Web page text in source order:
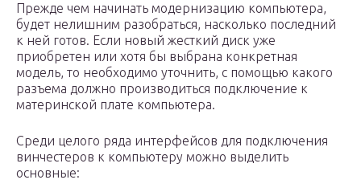
Прежде чем начинать модернизацию компьютера,
будет нелишним разобраться, насколько последний
к ней готов. Если новый жесткий диск уже
приобретен или хотя бы выбрана конкретная
модель, то необходимо уточнить, с помощью какого
разъема должно производиться подключение к
материнской плате компьютера.
Среди целого ряда интерфейсов для подключения
винчестеров к компьютеру можно выделить
основные: